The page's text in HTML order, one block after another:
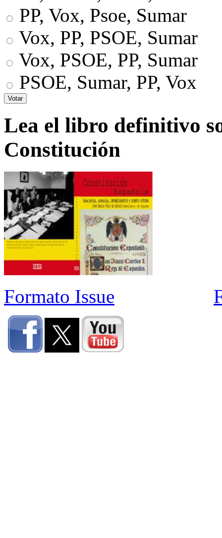
PP, Vox, Psoe, Sumar
Vox, PP, PSOE, Sumar
Vox, PSOE, PP, Sumar
PSOE, Sumar, PP, Vox
Lea el libro definitivo
Constitución
Formato Issue